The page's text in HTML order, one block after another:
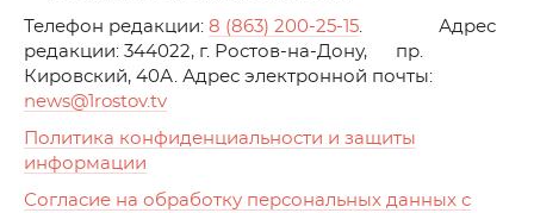
Телефон редакции: 8 (863) 200-25-15. Адрес
редакции: 344022, г. Ростов-на-Дону, пр.
Кировский, 40А. Адрес электронной почты:
news@1rostov.tv
Политика конфиденциальности и защиты
информации
Согласие на обработку персональных данных с